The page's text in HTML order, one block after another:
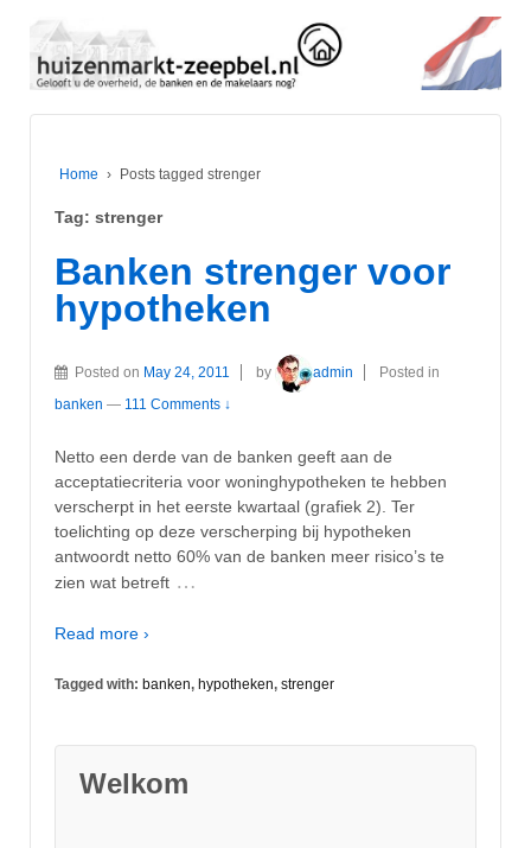
Home › Posts tagged strenger
Tag: strenger
Banken strenger voor
hypotheken
Posted on May 24, 2011 by admin
Posted in
banken — 111 Comments ↓
Netto een derde van de banken geeft aan de
acceptatiecriteria voor woninghypotheken te hebben
verscherpt in het eerste kwartaal (grafiek 2). Ter
toelichting op deze verscherping bij hypotheken
antwoordt netto 60% van de banken meer risico’s te
zien wat betreft …
Read more ›
Tagged with: banken, hypotheken, strenger
Welkom